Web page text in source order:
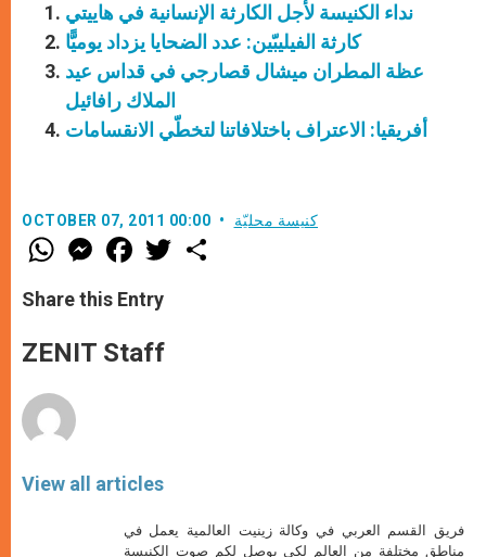
نداء الكنيسة لأجل الكارثة الإنسانية في هاييتي
كارثة الفيليبّين: عدد الضحايا يزداد يوميًّا
عظة المطران ميشال قصارجي في قداس عيد
الملاك رافائيل
أفريقيا: الاعتراف باختلافاتنا لتخطّي الانقسامات
OCTOBER 07, 2011 00:00 كنيسة محليّة
W
h
t
s
p
p
M
e
s
e
g
e
F
a
e
b
o
k
w
Share this Entry
ZENIT Staff
View all articles
فريق القسم العربي في وكالة زينيت العالمية يعمل في
مناطق مختلفة من العالم لكي يوصل لكم صوت الكنيسة